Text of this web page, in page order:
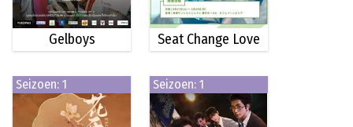
Gelboys Seat Change Love
Seizoen: 1 Seizoen: 1